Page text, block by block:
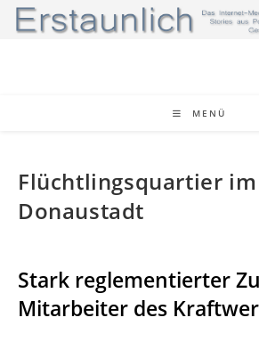
Zum
Inhalt
MENÜ
Flüchtlingsquartier
Donaustadt
Stark reglementierter
Mitarbeiter des